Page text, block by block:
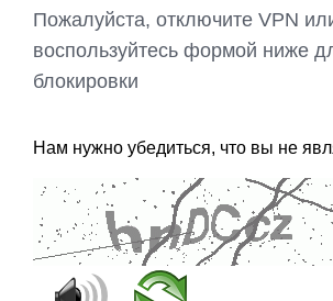
Пожалуйста, отключите VPN
воспользуйтесь формой ниже
блокировки
Нам нужно убедиться, что вы не